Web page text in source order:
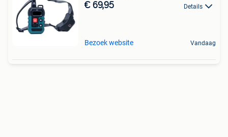
€ 69,95 Details
Bezoek website Vandaag